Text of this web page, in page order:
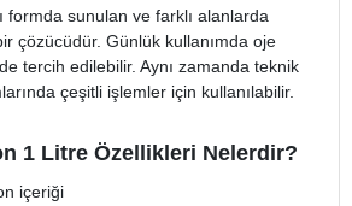
formda sunulan ve farklı alanlarda
çözücüdür. Günlük kullanımda oje
tercih edilebilir. Aynı zamanda teknik
çeşitli işlemler için kullanılabilir.
1 Litre Özellikleri Nelerdir?
içeriği